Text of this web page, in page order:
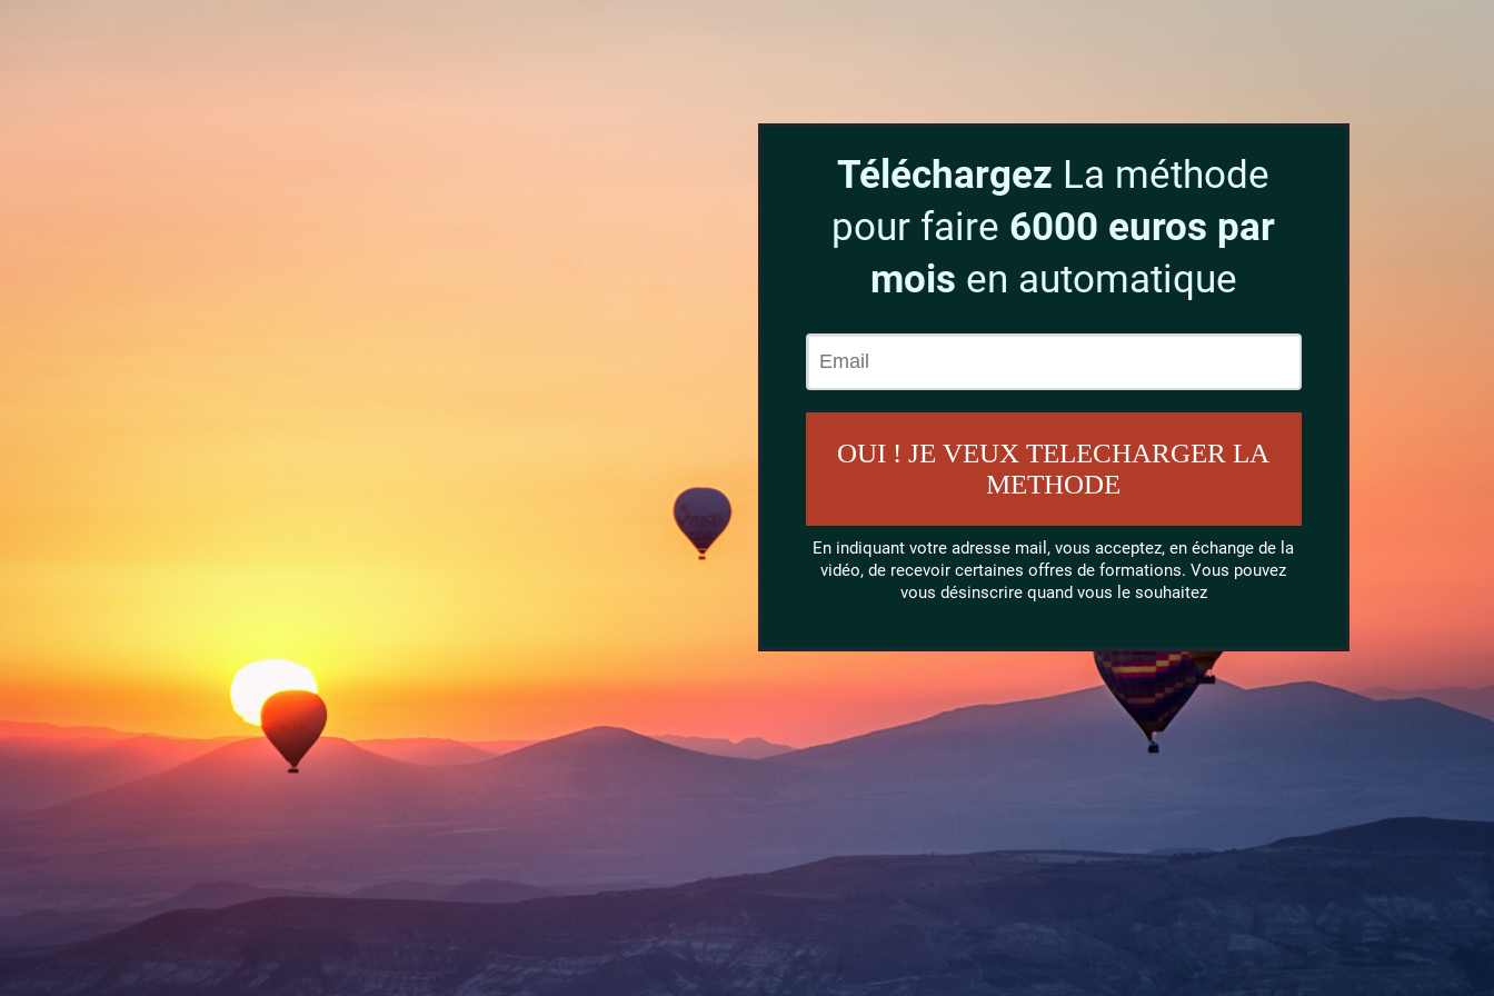
Téléchargez La méthode
pour faire 6000 euros par
mois en automatique
OUI ! JE VEUX TELECHARGER LA
METHODE
En indiquant votre adresse mail, vous acceptez, en échange de la
vidéo, de recevoir certaines offres de formations. Vous pouvez
vous désinscrire quand vous le souhaitez